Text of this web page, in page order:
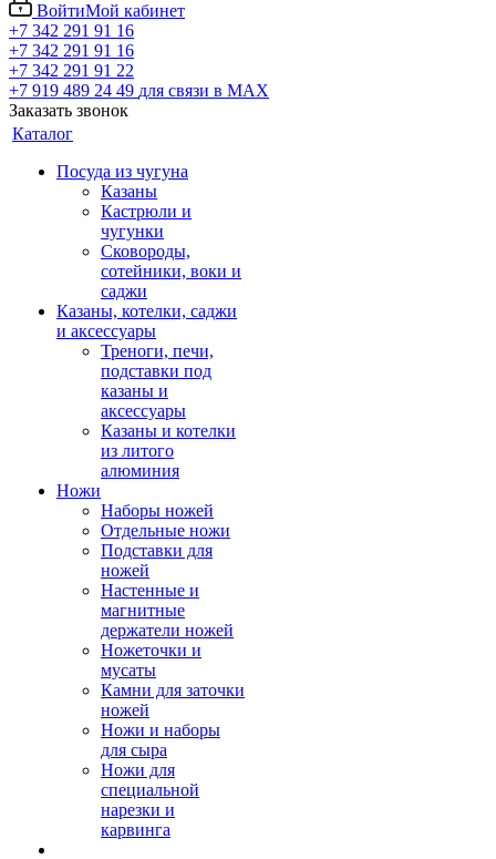
ВойтиМой кабинет
+7 342 291 91 16
+7 342 291 91 16
+7 342 291 91 22
+7 919 489 24 49 для связи в МАХ
Заказать звонок
Каталог
Посуда из чугуна
Казаны
Кастрюли и
чугунки
Сковороды,
сотейники, воки и
саджи
Казаны, котелки, саджи
и аксессуары
Треноги, печи,
подставки под
казаны и
аксессуары
Казаны и котелки
из литого
алюминия
Ножи
Наборы ножей
Отдельные ножи
Подставки для
ножей
Настенные и
магнитные
держатели ножей
Ножеточки и
мусаты
Камни для заточки
ножей
Ножи и наборы
для сыра
Ножи для
специальной
нарезки и
карвинга